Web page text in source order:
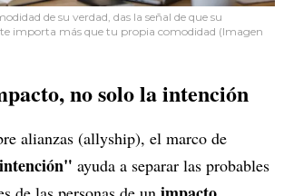
de su verdad, das la señal de que su
importa más que tu propia comodidad (Imagen
no solo la intención
alianzas (allyship), el marco de
ayuda a separar las probables